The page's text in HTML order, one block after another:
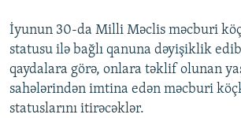
İyunun 30-da Milli Məclis məcburi
statusu ilə bağlı qanuna dəyişiklik
qaydalara görə, onlara təklif olunan
sahələrindən imtina edən məcburi
statuslarını itirəcəklər.